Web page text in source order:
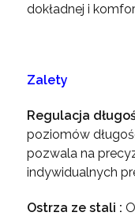
dokładnej i
Zalety
Regulacja
poziomów
pozwala na
indywidualnych
Ostrza ze stali :